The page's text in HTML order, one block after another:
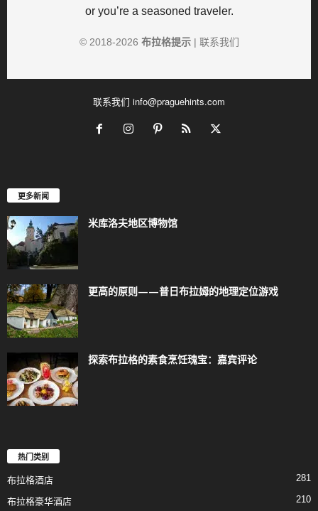
or you’re a seasoned traveler.
© 2018-2026 布拉格提示| 联系我们
联系我们 info@praguehints.com
更多新闻
米库洛夫地区博物馆
更高的原则——普日布拉姆的地理定位游戏
探索布拉格的素食烹饪瑰宝：嘉宾评论
热门类别
布拉格酒店 281
布拉格豪华酒店 210